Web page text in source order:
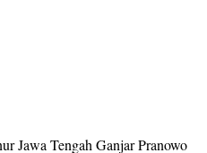
Jawa Tengah Ganjar Pranowo